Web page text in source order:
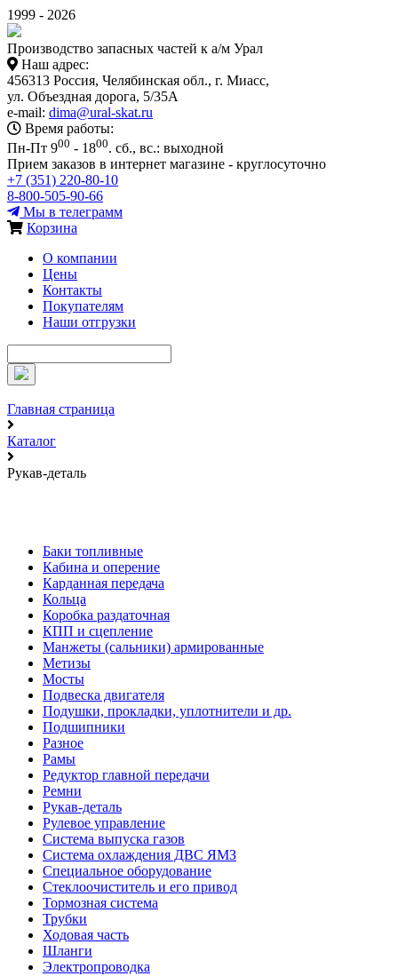
1999 - 2026
Производство запасных частей к а/м Урал
Наш адрес:
456313 Россия, Челябинская обл., г. Миасс,
ул. Объездная дорога, 5/35А
e-mail: dima@ural-skat.ru
Время работы:
Пн-Пт 900 - 1800. сб., вс.: выходной
Прием заказов в интернет магазине - круглосуточно
+7 (351) 220-80-10
8-800-505-90-66
Мы в телеграмм
Корзина
О компании
Цены
Контакты
Покупателям
Наши отгрузки
Главная страница
Каталог
Рукав-деталь
Баки топливные
Кабина и оперение
Карданная передача
Кольца
Коробка раздаточная
КПП и сцепление
Манжеты (сальники) армированные
Метизы
Мосты
Подвеска двигателя
Подушки, прокладки, уплотнители и др.
Подшипники
Разное
Рамы
Редуктор главной передачи
Ремни
Рукав-деталь
Рулевое управление
Система выпуска газов
Система охлаждения ДВС ЯМЗ
Специальное оборудование
Стеклоочиститель и его привод
Тормозная система
Трубки
Ходовая часть
Шланги
Электропроводка